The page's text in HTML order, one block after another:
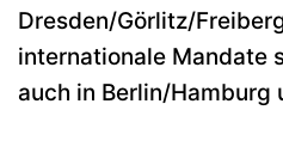
Dresden/Görlitz/
internationale Mandate
auch in Berlin/Hamburg